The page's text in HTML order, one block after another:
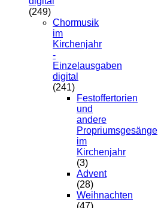
gewählt
(249)
Chormusik
im
Kirchenjahr
-
Einzelausgaben
digital
(241)
Festoffertorien
und
andere
Propriumsgesänge
im
Kirchenjahr
(3)
Advent
(28)
Weihnachten
(47)